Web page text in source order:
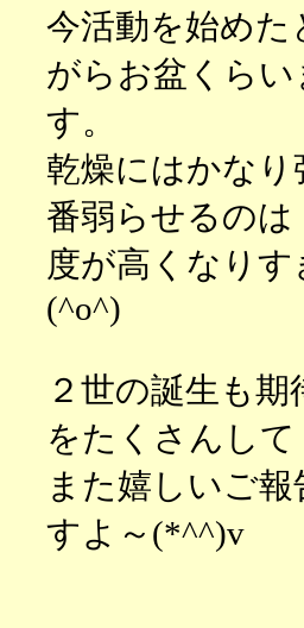
今活動を始め
がらお盆くら
す。
乾燥にはかな
番弱らせるの
度が高くなり
(^o^)
２世の誕生も
をたくさんし
また嬉しいご
すよ～(*^^)v